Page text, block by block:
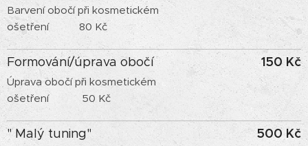
Barvení obočí při kosmetickém
ošetření 80 Kč
Formování/úprava obočí
Úprava obočí při kosmetickém
ošetření 50 Kč
150 Kč
" Malý tuning" 500 Kč